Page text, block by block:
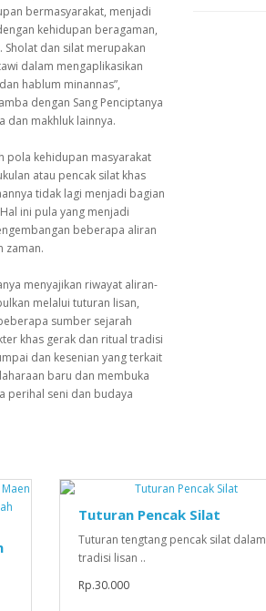
bermasyarakat, menjadi
kehidupan beragaman,
dan silat merupakan
dalam mengaplikasikan
hablum minannas”,
dengan Sang Penciptanya
dan makhluk lainnya.
pola kehidupan masyarakat
atau pencak silat khas
tidak lagi menjadi bagian
ini pula yang menjadi
beberapa aliran
zaman.
menyajikan riwayat aliran-
melalui tuturan lisan,
sumber sejarah
khas gerak dan ritual tradisi
dan kesenian yang terkait
baru dan membuka
perihal seni dan budaya
Tuturan Pencak Silat
Tuturan tengtang pencak silat dalam
tradisi lisan ..
Rp.30.000